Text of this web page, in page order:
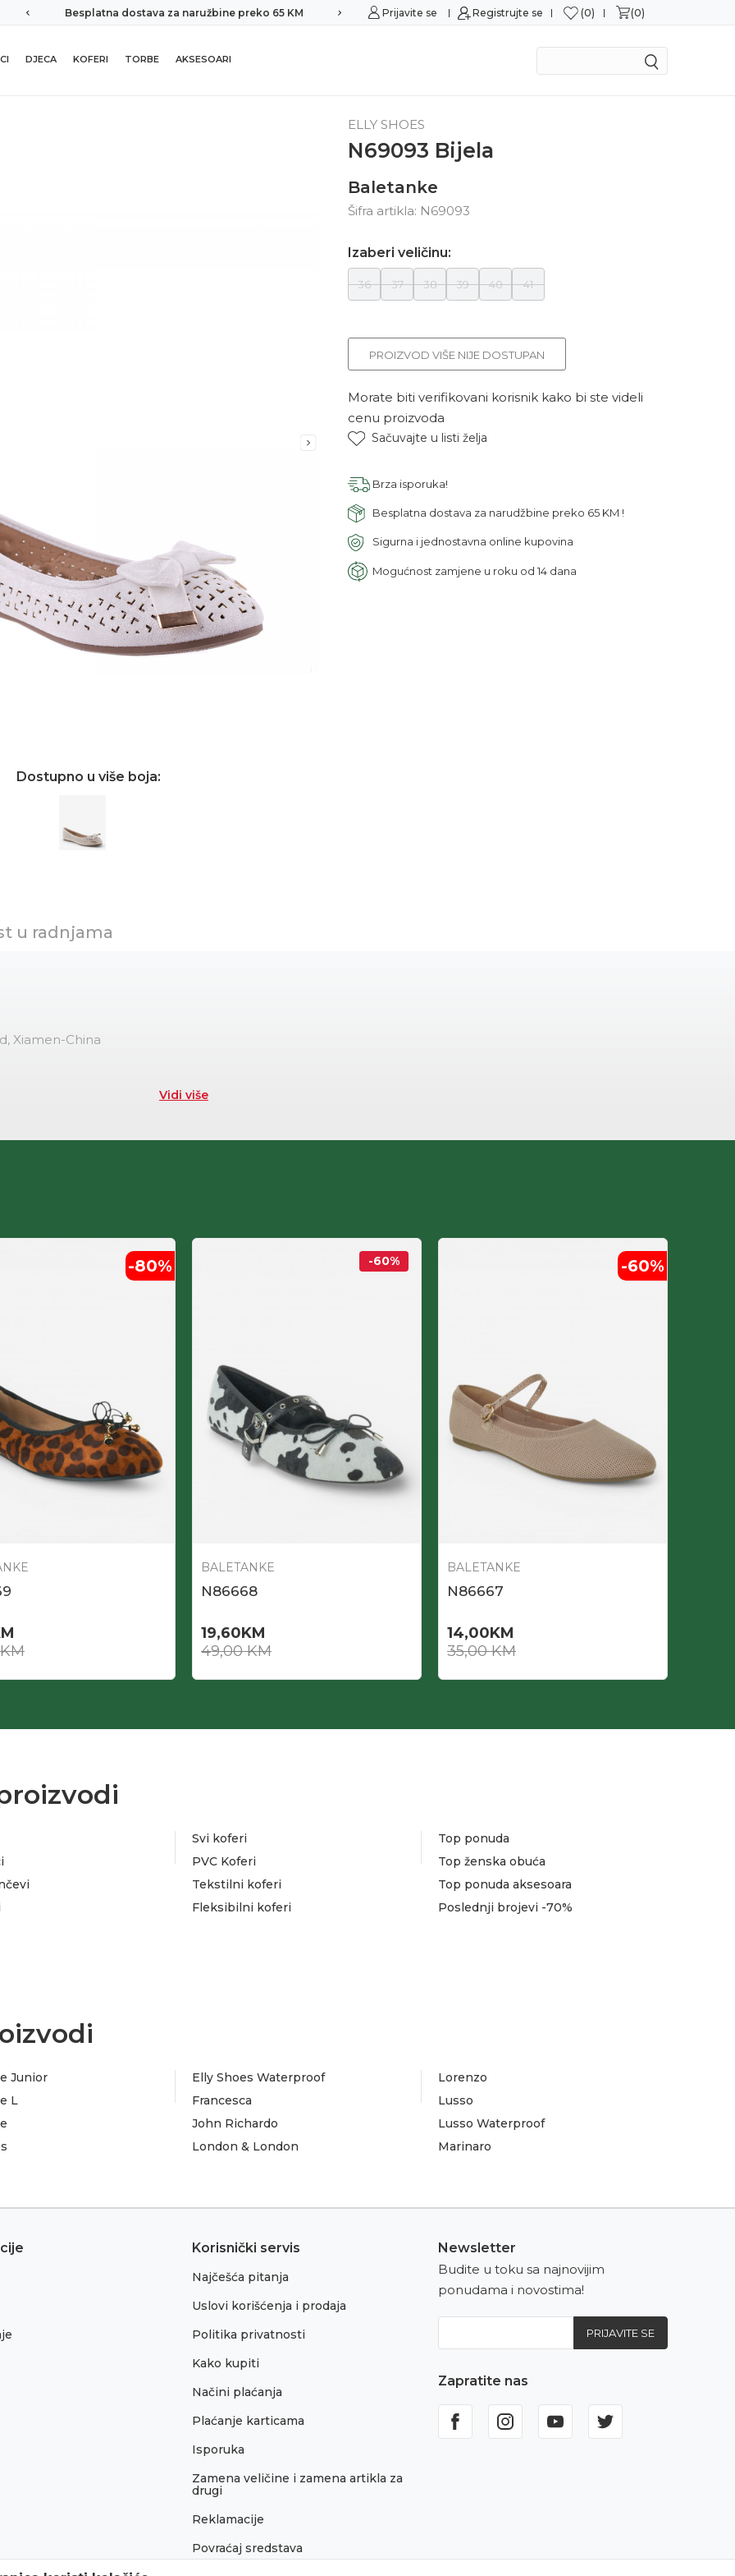
Besplatna dostava za naružbine preko 65 KM Sigurna kupovina
Prijavite se Registrujte se 0 0
DJECA KOFERI TORBE AKSESOARI
Dostupno u više boja:
ELLY SHOES
N69093 Bijela
Baletanke
Šifra artikla: N69093
Izaberi veličinu:
36 37 38 39 40 41
PROIZVOD VIŠE NIJE DOSTUPAN
Morate biti verifikovani korisnik kako bi ste videli
cenu proizvoda
Sačuvajte u listi želja
Brza isporuka!
Besplatna dostava za narudžbine preko 65 KM !
Sigurna i jednostavna online kupovina
Mogućnost zamjene u roku od 14 dana
u radnjama
Xiamen-China
Vidi više
-80%
KM
-60%
BALETANKE
N86668
19,60KM
49,00KM
-60%
BALETANKE
N86667
14,00KM
35,00KM
Svi koferi
PVC Koferi
Tekstilni koferi
Fleksibilni koferi
Top ponuda
Top ženska obuća
Top ponuda aksesoara
Poslednji brojevi -70%
Junior
L
Elly Shoes Waterproof
Francesca
John Richardo
London & London
Lorenzo
Lusso
Lusso Waterproof
Marinaro
Korisnički servis
Najčešća pitanja
Uslovi korišćenja i prodaja
Politika privatnosti
Kako kupiti
Načini plaćanja
Plaćanje karticama
Isporuka
Zamena veličine i zamena artikla za
drugi
Reklamacije
Povraćaj sredstava
Newsletter
Budite u toku sa najnovijim
ponudama i novostima!
PRIJAVITE SE
Zapratite nas